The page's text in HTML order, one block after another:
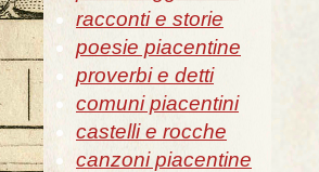
racconti e storie
poesie piacentine
proverbi e detti
comuni piacentini
castelli e rocche
canzoni piacentine